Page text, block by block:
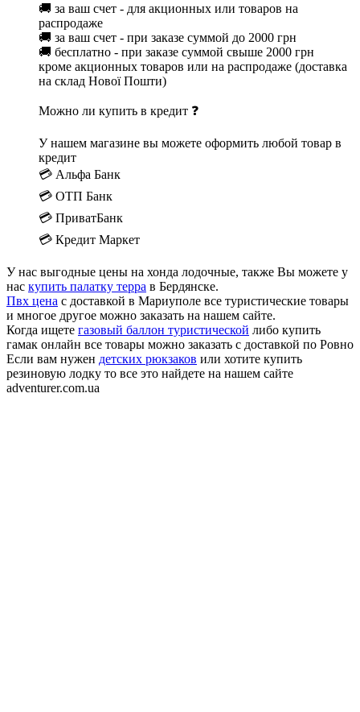
🚚 за ваш счет - для акционных или товаров на
распродаже
🚚 за ваш счет - при заказе суммой до 2000 грн
🚚 бесплатно - при заказе суммой свыше 2000 грн
кроме акционных товаров или на распродаже (доставка
на склад Нової Пошти)
Можно ли купить в кредит ❓
У нашем магазине вы можете оформить любой товар в
кредит
💳 Альфа Банк
💳 ОТП Банк
💳 ПриватБанк
💳 Кредит Маркет
У нас выгодные цены на хонда лодочные, также Вы можете у
нас купить палатку терра в Бердянске.
Пвх цена с доставкой в Мариуполе все туристические товары
и многое другое можно заказать на нашем сайте.
Когда ищете газовый баллон туристической либо купить
гамак онлайн все товары можно заказать с доставкой по Ровно
Если вам нужен детских рюкзаков или хотите купить
резиновую лодку то все это найдете на нашем сайте
adventurer.com.ua